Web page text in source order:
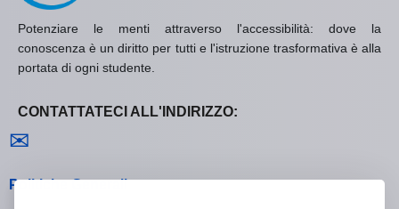
Potenziare le menti attraverso l'accessibilità: dove la
conoscenza è un diritto per tutti e l'istruzione trasformativa è alla
portata di ogni studente.
CONTATTATECI ALL'INDIRIZZO:
✉
Politiche Generali